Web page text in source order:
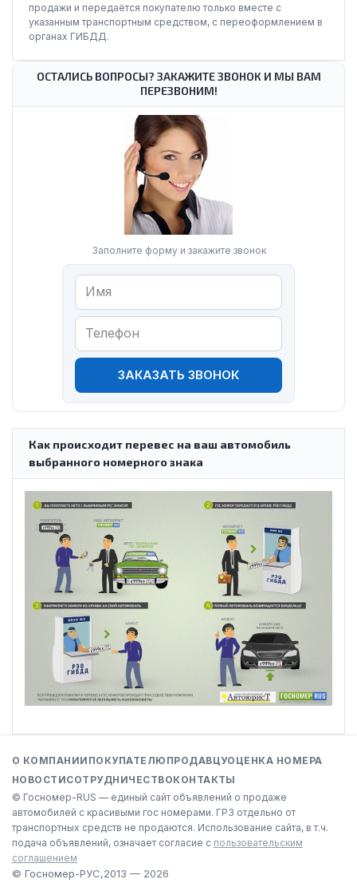
продажи и передаётся покупателю только вместе с
указанным транспортным средством, с переоформлением в
органах ГИБДД.
ОСТАЛИСЬ ВОПРОСЫ? ЗАКАЖИТЕ ЗВОНОК И МЫ ВАМ
ПЕРЕЗВОНИМ!
Заполните форму и закажите звонок
ЗАКАЗАТЬ ЗВОНОК
Как происходит перевес на ваш автомобиль
выбранного номерного знака
© Госномер-RUS — единый сайт объявлений о продаже
автомобилей с красивыми гос номерами. ГРЗ отдельно от
транспортных средств не продаются. Использование сайта, в т.ч.
подача объявлений, означает согласие с пользовательским
соглашением
О КОМПАНИИ ПОКУПАТЕЛЮ ПРОДАВЦУОЦЕНКА НОМЕРА
НОВОСТИСОТРУДНИЧЕСТВОКОНТАКТЫ
© Госномер-РУС,2013 — 2026